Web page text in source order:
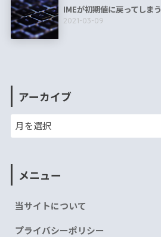
IMEが初期値に戻ってしまう
2021-03-09
アーカイブ
メニュー
当サイトについて
プライバシーポリシー